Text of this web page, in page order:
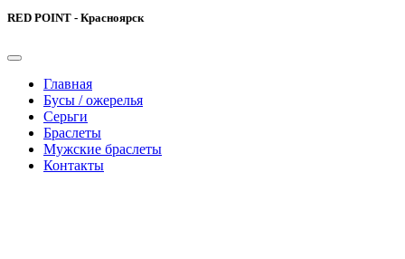
RED POINT - Красноярск
Главная
Бусы / ожерелья
Серьги
Браслеты
Мужские браслеты
Контакты